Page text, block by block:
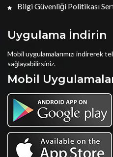
Bilgi Güvenliği Politikası
Uygulama İndirin
Mobil uygulamalarımızı indirerek
sağlayabilirsiniz.
Mobil